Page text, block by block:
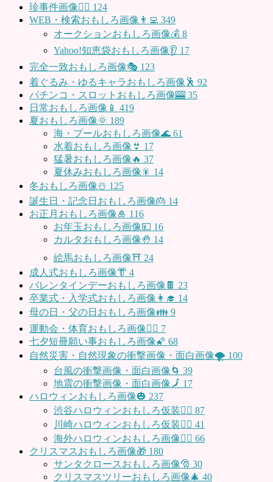
珍事件画像👮‍♂️ 124
WEB・検索おもしろ画像👨‍💻 349
オークションおもしろ画像💰 8
Yahoo!知恵袋おもしろ画像👂 17
完全一致おもしろ画像🎭 123
着ぐるみ・ゆるキャラおもしろ画像🕺 92
パチンコ・スロットおもしろ画像🎰 35
日常おもしろ画像📱 419
夏おもしろ画像🌞 189
海・プールおもしろ画像🌊 61
水着おもしろ画像👙 17
猛暑おもしろ画像🔥 37
夏休みおもしろ画像🎇 14
冬おもしろ画像☃️ 125
誕生日・記念日おもしろ画像🎂 14
お正月おもしろ画像🎍 116
お年玉おもしろ画像💴 16
カルタおもしろ画像🤚 14
絵馬おもしろ画像⛩ 24
成人式おもしろ画像👘 4
バレンタインデーおもしろ画像🍫 23
卒業式・入学式おもしろ画像👩‍🎓 14
母の日・父の日おもしろ画像👪 9
運動会・体育おもしろ画像🤸‍♂️ 7
七夕短冊願い事おもしろ画像🌠 68
自然災害・自然現象の衝撃画像・面白画像🌪 100
台風の衝撃画像・面白画像🌀 39
地震の衝撃画像・面白画像🗾 17
ハロウィンおもしろ画像🎃 237
渋谷ハロウィンおもしろ仮装👯‍♂️ 87
川崎ハロウィンおもしろ仮装🧞‍♀️ 41
海外ハロウィンおもしろ画像🧛‍♂️ 66
クリスマスおもしろ画像🎁 180
サンタクロースおもしろ画像🎅 30
クリスマスツリーおもしろ画像🎄 40